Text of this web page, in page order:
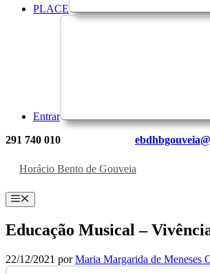
PLACE
Entrar
291 740 010
Horácio Bento de Gouveia
Menu
Educação Musical –
22/12/2021 porMaria Margarida de Meneses